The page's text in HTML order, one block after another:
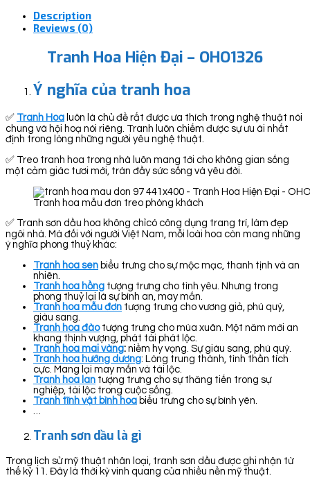
Description
Reviews (0)
Tranh Hoa Hiện Đại – OHO1326
Ý nghĩa của tranh hoa
✅ Tranh Hoa luôn là chủ đề rất được ưa thích trong nghệ thuật nói
chung và hội hoạ nói riêng. Tranh luôn chiếm được sự ưu ái nhất
định trong lòng những người yêu nghệ thuật.
✅ Treo tranh hoa trong nhà luôn mang tới cho không gian sống
một cảm giác tươi mới, tràn đầy sức sống và yêu đời.
Tranh hoa mẫu đơn treo phòng khách
✅ Tranh sơn dầu hoa không chỉcó công dụng trang trí, làm đẹp
ngôi nhà. Mà đối với người Việt Nam, mỗi loài hoa còn mang những
ý nghĩa phong thuỷ khác:
Tranh hoa sen biểu trưng cho sự mộc mạc, thanh tịnh và an
nhiên.
Tranh hoa hồng tượng trưng cho tình yêu. Nhưng trong
phong thuỷ lại là sự bình an, may mắn.
Tranh hoa mẫu đơn tượng trưng cho vương giả, phú quý,
giàu sang.
Tranh hoa đàotượng trưng cho mùa xuân. Một năm mới an
khang thịnh vượng, phát tài phát lộc.
Tranh hoa mai vàng: niềm hy vọng. Sự giàu sang, phú quý.
Tranh hoa hướng dương: Lòng trung thành, tình thần tích
cực. Mang lại may mắn và tài lộc.
Tranh hoa lan tượng trưng cho sự thăng tiến trong sự
nghiệp, tài lộc trong cuộc sống.
Tranh tĩnh vật bình hoa biểu trưng cho sự bình yên.
…
Tranh sơn dầu là gì
Trong lịch sử mỹ thuật nhân loại, tranh sơn dầu được ghi nhận từ
thế kỷ 11. Đây là thời kỳ vinh quang của nhiều nền mỹ thuật.